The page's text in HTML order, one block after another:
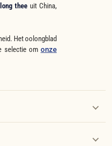
thee uit China,
Het oolongblad
selectie om onze